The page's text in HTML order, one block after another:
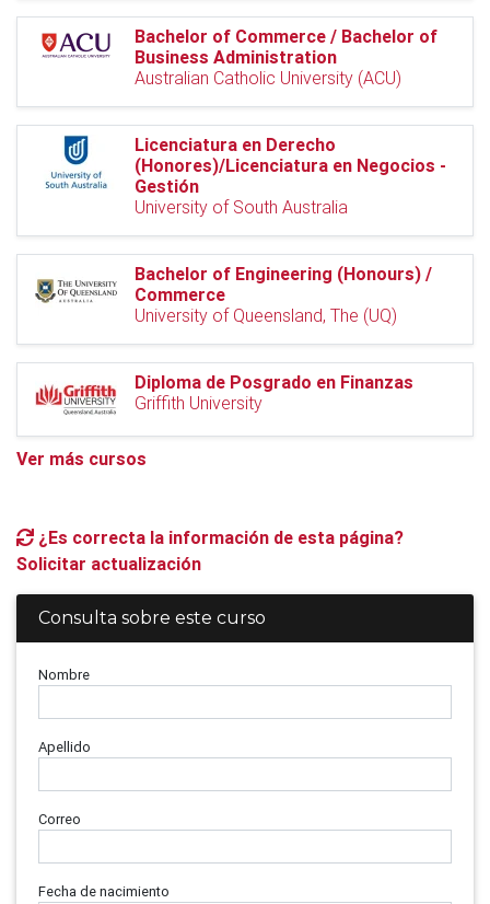
Bachelor of Commerce / Bachelor of
Business Administration
Australian Catholic University (ACU)
Licenciatura en Derecho
(Honores)/Licenciatura en Negocios -
Gestión
University of South Australia
Bachelor of Engineering (Honours) /
Commerce
University of Queensland, The (UQ)
Diploma de Posgrado en Finanzas
Griffith University
Ver más cursos
¿Es correcta la información de esta página?
Solicitar actualización
Consulta sobre este curso
Nombre
Apellido
Correo
Fecha de nacimiento